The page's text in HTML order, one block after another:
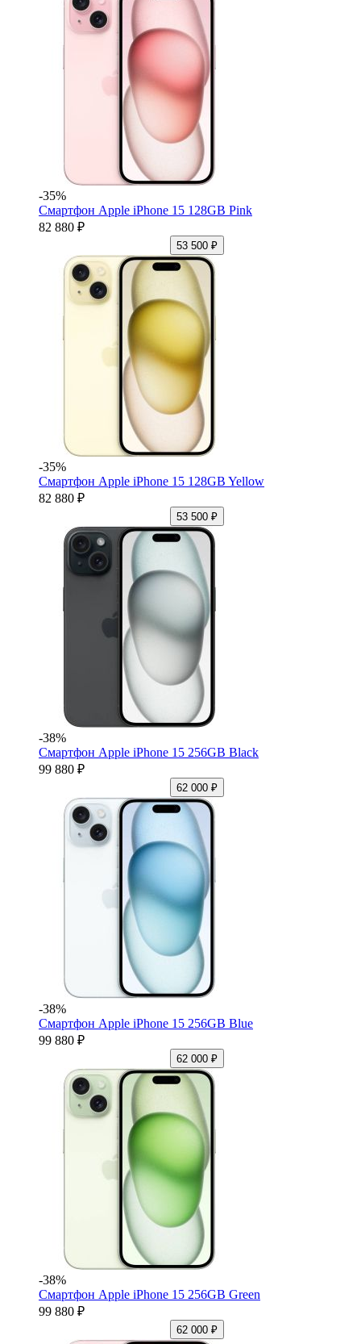
-35%
Смартфон Apple iPhone 15 128GB Pink
82 880 ₽
53 500 ₽
-35%
Смартфон Apple iPhone 15 128GB Yellow
82 880 ₽
53 500 ₽
-38%
Смартфон Apple iPhone 15 256GB Black
99 880 ₽
62 000 ₽
-38%
Смартфон Apple iPhone 15 256GB Blue
99 880 ₽
62 000 ₽
-38%
Смартфон Apple iPhone 15 256GB Green
99 880 ₽
62 000 ₽